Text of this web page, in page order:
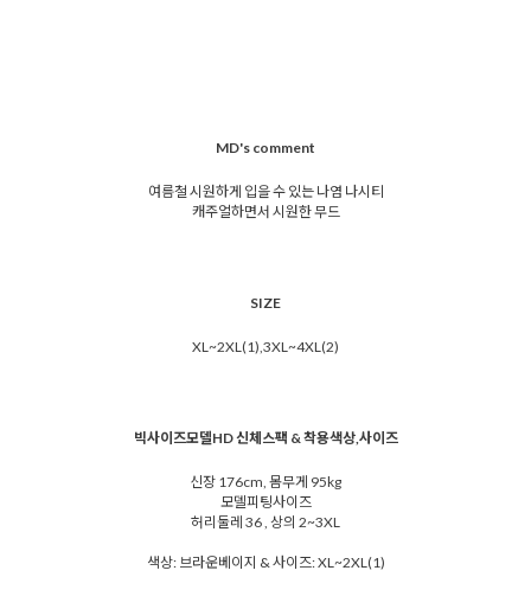
MD's comment
여름철 시원하게 입을 수 있는 나염 나시티
캐주얼하면서 시원한 무드
SIZE
XL~2XL(1),3XL~4XL(2)
빅사이즈모델HD 신체스팩 & 착용색상,사이즈
신장 176cm, 몸무게 95kg
모델피팅사이즈
허리둘레 36 , 상의 2~3XL
색상: 브라운베이지 & 사이즈: XL~2XL(1)